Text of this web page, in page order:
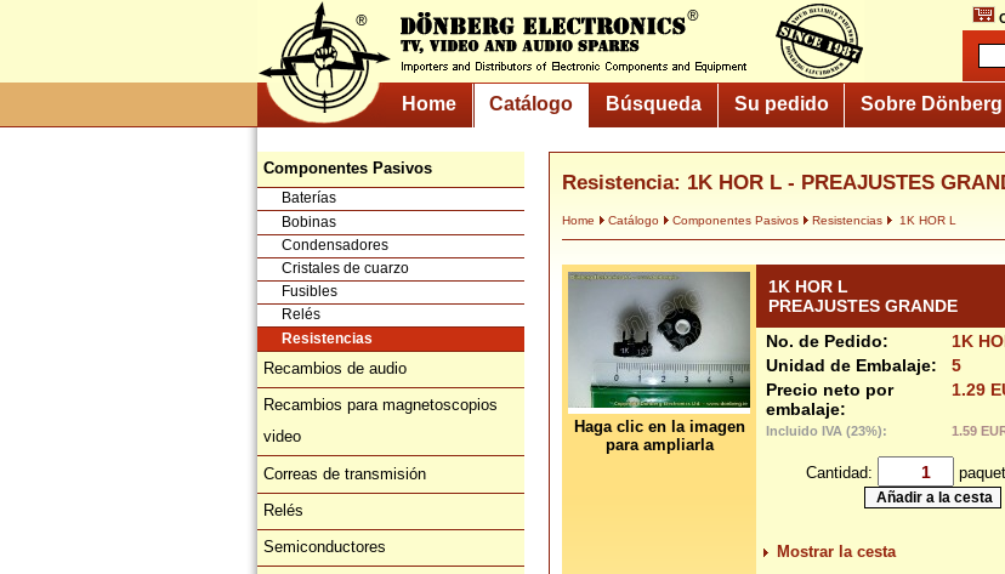
Home Catálogo Búsqueda Su pedido Sobre Dönberg
Componentes Pasivos
Baterías
Bobinas
Condensadores
Cristales de cuarzo
Fusibles
Relés
Resistencias
Recambios de audio
Recambios para magnetoscopios
video
Correas de transmisión
Relés
Semiconductores
Resistencia: 1K HOR L - PREAJUSTES
Home Catálogo Componentes Pasivos Resistencias 1K HOR L
Haga clic en la imagen
para ampliarla
1K HOR L
PREAJUSTES GRANDE
No. de Pedido:
1K
Unidad de Embalaje:
5
Precio neto por
embalaje:
1.29
Incluido IVA (23%): 1.59
Cantidad:
Mostrar la cesta